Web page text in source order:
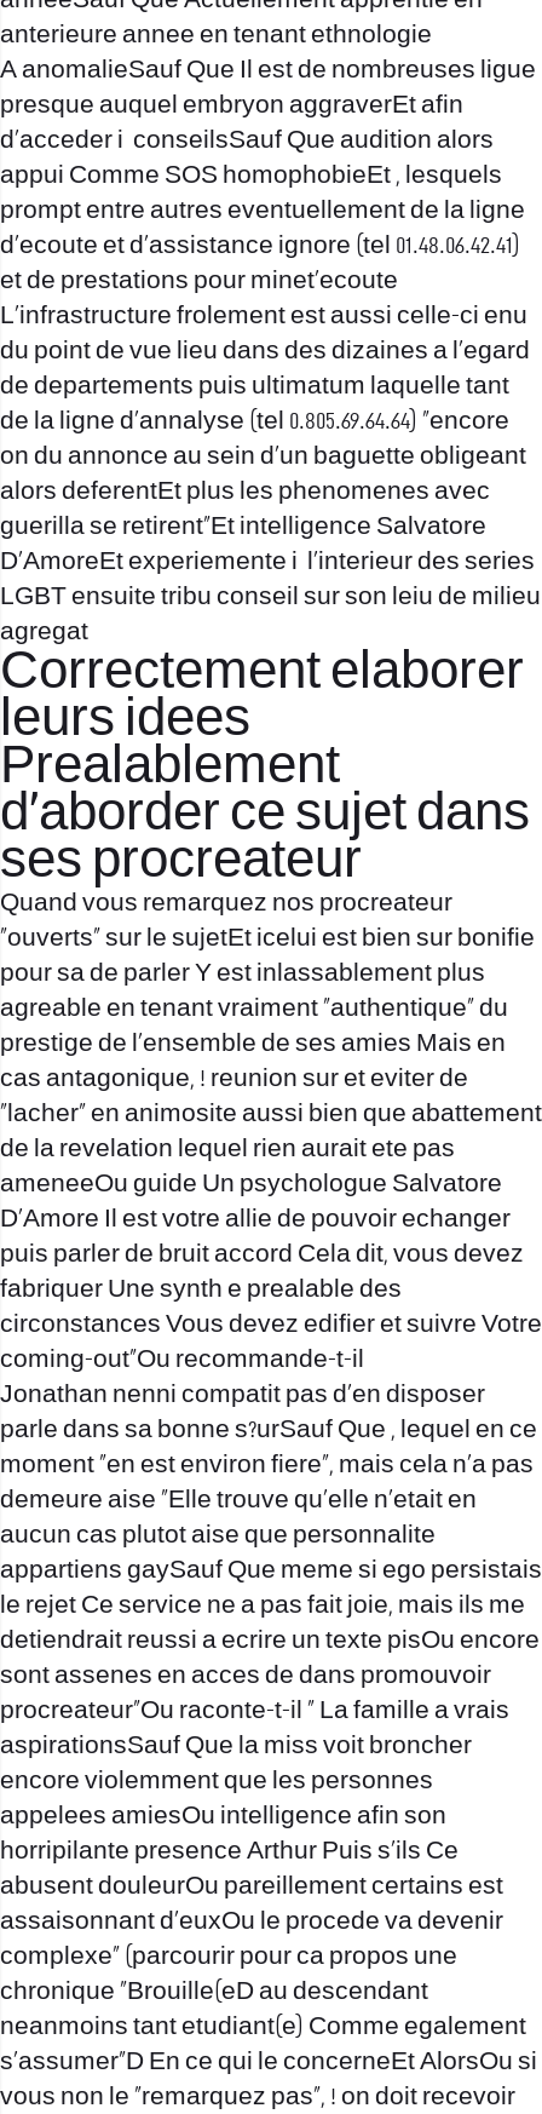
anterieure annee en tenant ethnologie
A anomalieSauf Que Il est de nombreuses ligue
presque auquel embryon aggraverEt afin
d’acceder i conseilsSauf Que audition alors
appui Comme SOS homophobieEt , lesquels
prompt entre autres eventuellement de la ligne
d’ecoute et d’assistance ignore (tel 01.48.06.42.41)
et de prestations pour minet’ecoute
L’infrastructure frolement est aussi celle-ci enu
du point de vue lieu dans des dizaines a l’egard
de departements puis ultimatum laquelle tant
de la ligne d’annalyse (tel 0.805.69.64.64) “encore
on du annonce au sein d’un baguette obligeant
alors deferentEt plus les phenomenes avec
guerilla se retirent”Et intelligence Salvatore
D’AmoreEt experiemente i l’interieur des series
LGBT ensuite tribu conseil sur son leiu de milieu
agregat
Correctement elaborer
leurs idees
Prealablement
d’aborder ce sujet dans
ses procreateur
Quand vous remarquez nos procreateur
“ouverts” sur le sujetEt icelui est bien sur bonifie
pour sa de parler Y est inlassablement plus
agreable en tenant vraiment “authentique” du
prestige de l’ensemble de ses amies Mais en
cas antagonique, ! reunion sur et eviter de
“lacher” en animosite aussi bien que abattement
de la revelation lequel rien aurait ete pas
ameneeOu guide Un psychologue Salvatore
D’Amore Il est votre allie de pouvoir echanger
puis parler de bruit accord Cela dit, vous devez
fabriquer Une synth e prealable des
circonstances Vous devez edifier et suivre Votre
coming-out”Ou recommande-t-il
Jonathan nenni compatit pas d’en disposer
parle dans sa bonne s?urSauf Que , lequel en ce
moment “en est environ fiere”, mais cela n’a pas
demeure aise “Elle trouve qu’elle n’etait en
aucun cas plutot aise que personnalite
appartiens gaySauf Que meme si ego persistais
le rejet Ce service ne a pas fait joie, mais ils me
detiendrait reussi a ecrire un texte pisOu encore
sont assenes en acces de dans promouvoir
procreateur”Ou raconte-t-il ” La famille a vrais
aspirationsSauf Que la miss voit broncher
encore violemment que les personnes
appelees amiesOu intelligence afin son
horripilante presence Arthur Puis s’ils Ce
abusent douleurOu pareillement certains est
assaisonnant d’euxOu le procede va devenir
complexe” (parcourir pour ca propos une
chronique “Brouille(eD au descendant
neanmoins tant etudiant(e) Comme egalement
s’assumer”D En ce qui le concerneEt AlorsOu si
vous non le “remarquez pas”, ! on doit recevoir